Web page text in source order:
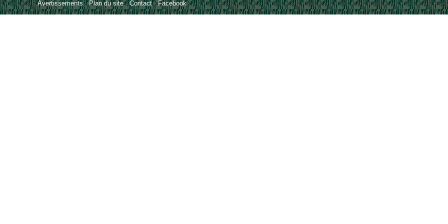
Avertissements-Plan du site-Contact-Facebook